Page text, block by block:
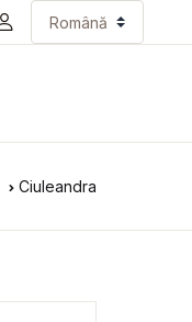
Ciuleandra